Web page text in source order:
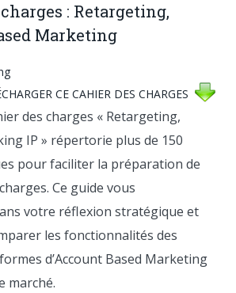
: Retargeting,
Marketing
CE CAHIER DES CHARGES
des charges « Retargeting,
IP » répertorie plus de 150
pour faciliter la préparation de
Ce guide vous
votre réflexion stratégique et
les fonctionnalités des
d’Account Based Marketing
marché.